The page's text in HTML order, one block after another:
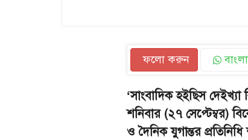
ফলো করুন
‘সাংবাদিক হইছিস
শনিবার (২৭ সেপ্টেম্বর)
ও দৈনিক যুগান্তর